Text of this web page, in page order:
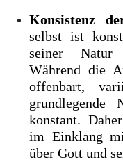
Konsistenz
selbst ist
seiner Natur
Während die
offenbart,
grundlegende
konstant.
im Einklang
über Gott und